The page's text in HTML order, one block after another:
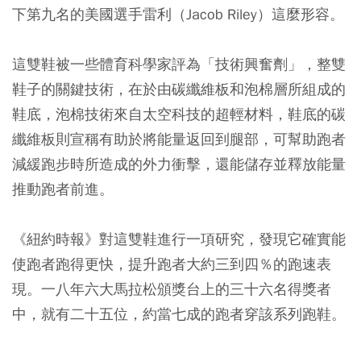
下第九名的美國選手雷利（Jacob Riley）這麼形容。
這雙鞋被一些體育科學家評為「技術興奮劑」，整雙
鞋子的關鍵技術，在於由碳纖維板和泡棉層所組成的
鞋底，泡棉技術來自太空科技的超輕材料，鞋底的碳
纖維板則宣稱有助於將能量返回到腿部，可幫助跑者
減緩跑步時所造成的外力衝擊，還能儲存並釋放能量
推動跑者前進。
《紐約時報》對這雙鞋進行一項研究，發現它確實能
使跑者跑得更快，提升跑者大約三到四％的跑速表
現。一八年六大馬拉松頒獎台上的三十六名得獎者
中，就有二十五位，約當七成的跑者穿該系列跑鞋。